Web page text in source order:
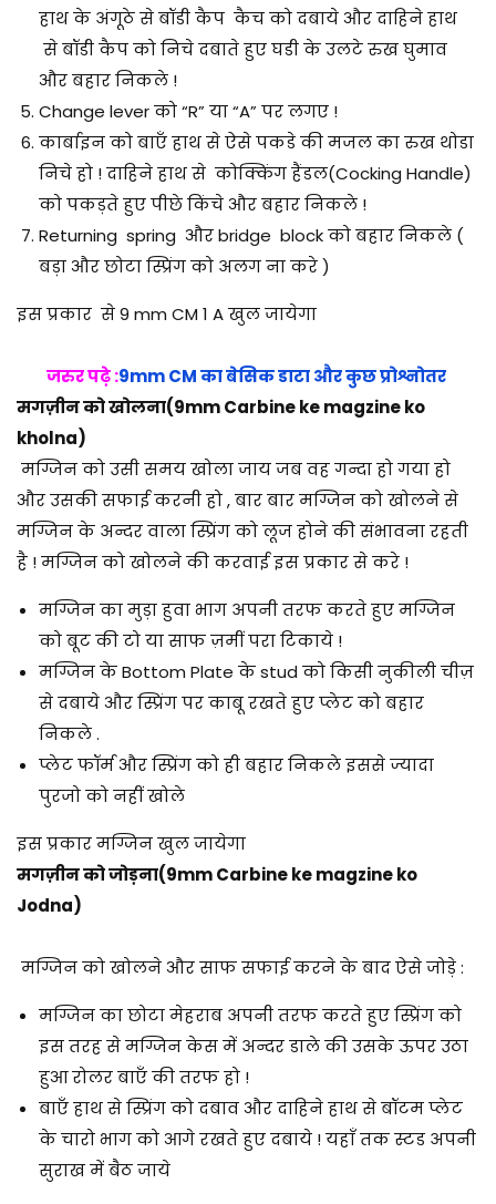
हाथ के अंगूठे से बॉडी कैप कैच को दबाये और दाहिने हाथ
से बॉडी कैप को निचे दबाते हुए घडी के उलटे रुख घुमाव
और बहार निकले !
Change lever को “R” या “A” पर लगए !
कार्बाइन को बाएँ हाथ से ऐसे पकडे की मजल का रुख थोडा
निचे हो ! दाहिने हाथ से कोक्किंग हैंडल(Cocking Handle)
को पकड़ते हुए पीछे किंचे और बहार निकले !
Returning spring और bridge block को बहार निकले (
बड़ा और छोटा स्प्रिंग को अलग ना करे )
इस प्रकार से 9 mm CM 1 A खुल जायेगा
जरुर पढ़े :9mm CM का बेसिक डाटा और कुछ प्रोश्नोतर
मगज़ीन को खोलना(9mm Carbine ke magzine ko
kholna)
मग्जिन को उसी समय खोला जाय जब वह गन्दा हो गया हो
और उसकी सफाई करनी हो , बार बार मग्जिन को खोलने से
मग्जिन के अन्दर वाला स्प्रिंग को लूज होने की संभावना रहती
है ! मग्जिन को खोलने की करवाई इस प्रकार से करे !
मग्जिन का मुड़ा हुवा भाग अपनी तरफ करते हुए मग्जिन
को बूट की टो या साफ ज़मीं परा टिकाये !
मग्जिन के Bottom Plate के stud को किसी नुकीली चीज़
से दबाये और स्प्रिंग पर काबू रखते हुए प्लेट को बहार
निकले .
प्लेट फॉर्म और स्प्रिंग को ही बहार निकले इससे ज्यादा
पुरजो को नहीं खोले
इस प्रकार मग्जिन खुल जायेगा
मगज़ीन को जोड़ना(9mm Carbine ke magzine ko
Jodna)
मग्जिन को खोलने और साफ सफाई करने के बाद ऐसे जोड़े :
मग्जिन का छोटा मेहराब अपनी तरफ करते हुए स्प्रिंग को
इस तरह से मग्जिन केस में अन्दर डाले की उसके ऊपर उठा
हुआ रोलर बाएँ की तरफ हो !
बाएँ हाथ से स्प्रिंग को दबाव और दाहिने हाथ से बॉटम प्लेट
के चारो भाग को आगे रखते हुए दबाये ! यहाँ तक स्टड अपनी
सुराख में बैठ जाये